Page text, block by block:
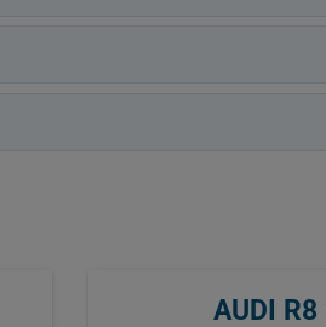
AUDI